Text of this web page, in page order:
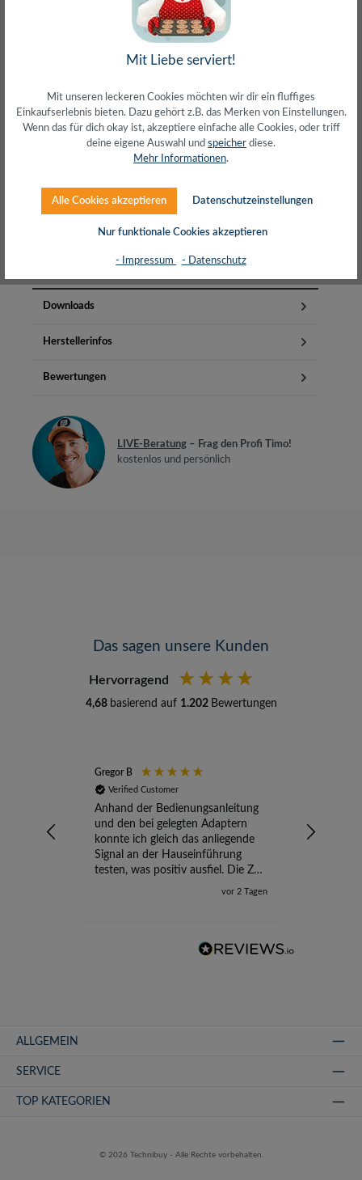
meist direkt aus Waiblingen
30 Tage Rückgaberecht
LIVE-Beratung
– Frag den Profi!
Über 20+ Jahre Erfahrung
wir wissen von was wir sprechen
Power unter der Haube.Mit der neuesten Technik
Downloads
Herstellerinfos
Bewertungen
LIVE-Beratung – Frag den Profi Timo!
kostenlos und persönlich
Das sagen unsere Kunden
Hervorragend
4,68 basierend auf 1.202 Bewertungen
Gregor B
Verified Customer
Anhand der Bedienungsanleitung
und den bei gelegten Adaptern
konnte ich gleich das anliegende
Signal an der Hauseinführung
testen, was positiv ausfiel. Die Zeit
der Ungewissheit ist jetzt vorbei,
vor 2 Tagen
ALLGEMEIN
SERVICE
TOP KATEGORIEN
© 2026 Technibuy - Alle Rechte vorbehalten.
Mit Liebe serviert!
Mit unseren leckeren Cookies möchten wir dir ein fluffiges
Einkaufserlebnis bieten. Dazu gehört z.B. das Merken von Einstellungen.
Wenn das für dich okay ist, akzeptiere einfache alle Cookies, oder triff
deine eigene Auswahl und speicher diese.
Mehr Informationen.
Alle Cookies akzeptieren Datenschutzeinstellungen
Nur funktionale Cookies akzeptieren
- Impressum - Datenschutz